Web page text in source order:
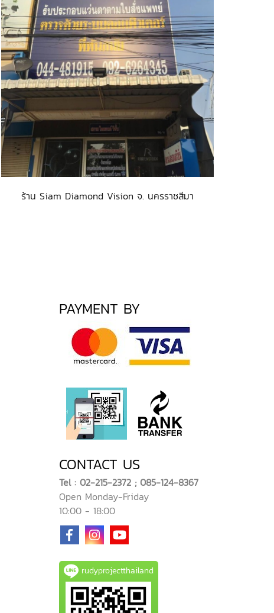
ร้าน Siam Diamond Vision จ. นครราชสีมา
PAYMENT BY
CONTACT US
Tel : 02-215-2372 ; 085-124-8367
Open Monday-Friday
10:00 - 18:00
rudyprojectthailand